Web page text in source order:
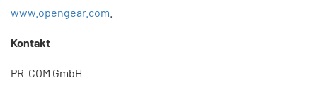
www.opengear.com
Kontakt
PR-COM GmbH